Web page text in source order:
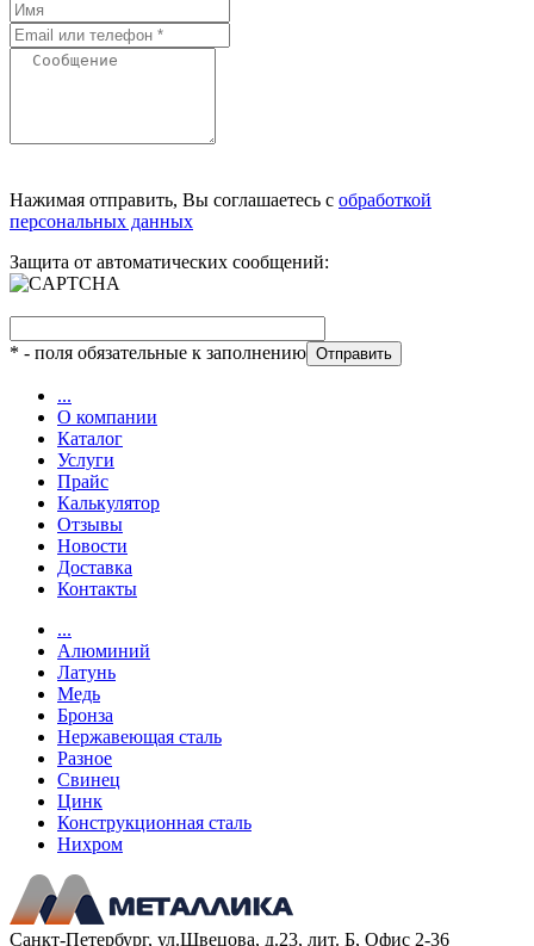
Нажимая отправить, Вы соглашаетесь с обработкой
персональных данных
Защита от автоматических сообщений:
* - поля обязательные к заполнению
...
О компании
Каталог
Услуги
Прайс
Калькулятор
Отзывы
Новости
Доставка
Контакты
...
Алюминий
Латунь
Медь
Бронза
Нержавеющая сталь
Разное
Свинец
Цинк
Конструкционная сталь
Нихром
Санкт-Петербург, ул.Швецова, д.23, лит. Б, Офис 2-36